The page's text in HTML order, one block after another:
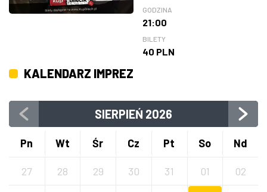
GODZINA
21:00
BILETY
40 PLN
KALENDARZ IMPREZ
SIERPIEŃ 2026
Pn Wt Śr Cz Pt So Nd
27 28 29 30 31 01 02